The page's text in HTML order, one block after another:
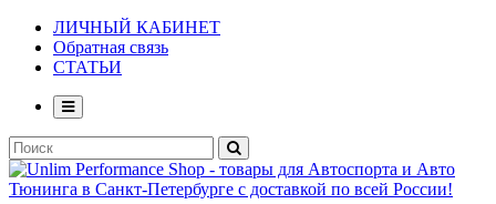
ЛИЧНЫЙ КАБИНЕТ
Обратная связь
СТАТЬИ